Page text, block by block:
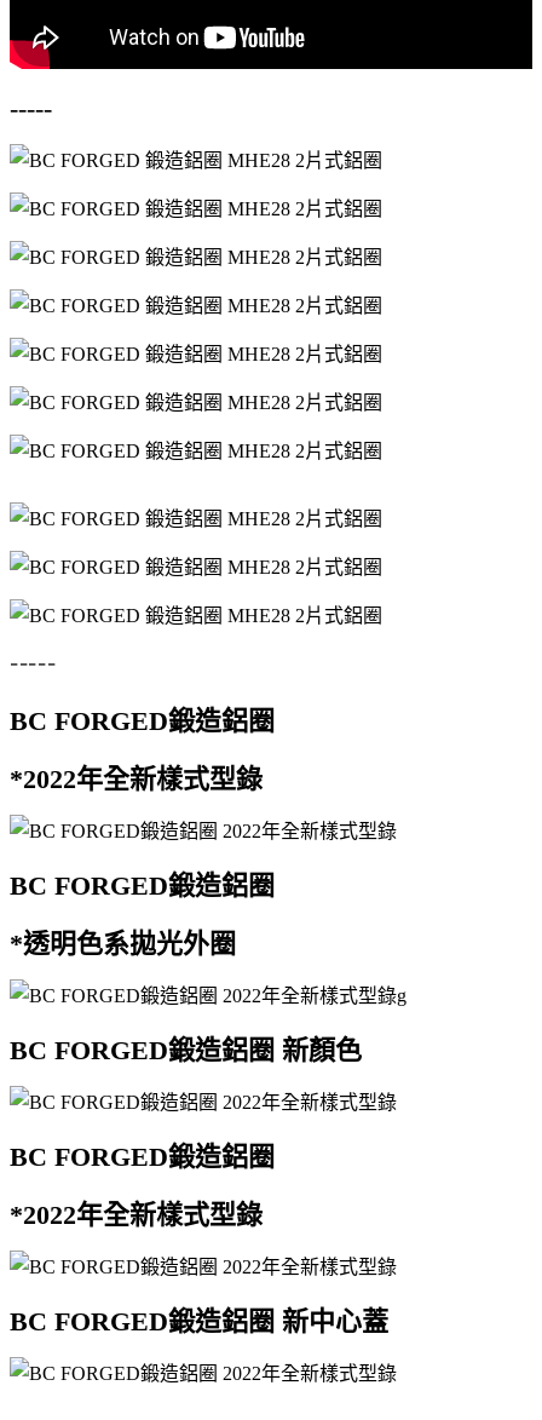
-----
-----
BC FORGED鍛造鋁圈
*2022年全新樣式型錄
BC FORGED鍛造鋁圈
*透明色系拋光外圈
BC FORGED鍛造鋁圈 新顏色
BC FORGED鍛造鋁圈
*2022年全新樣式型錄
BC FORGED鍛造鋁圈 新中心蓋